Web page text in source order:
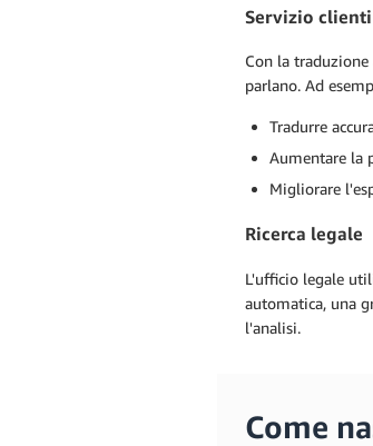
Servizio
Con la
parlano. Ad
Tradurre
Aumentare la
Migliorare
Ricerca legale
L'ufficio legale
automatica, una
l'analisi.
Come